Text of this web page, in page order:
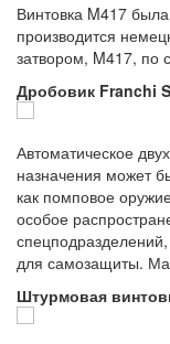
Винтовка M417
производится
затвором, M417, по
Дробовик Franchi
Автоматическое
назначения может
как помповое
особое
спецподразделений,
для самозащиты.
Штурмовая